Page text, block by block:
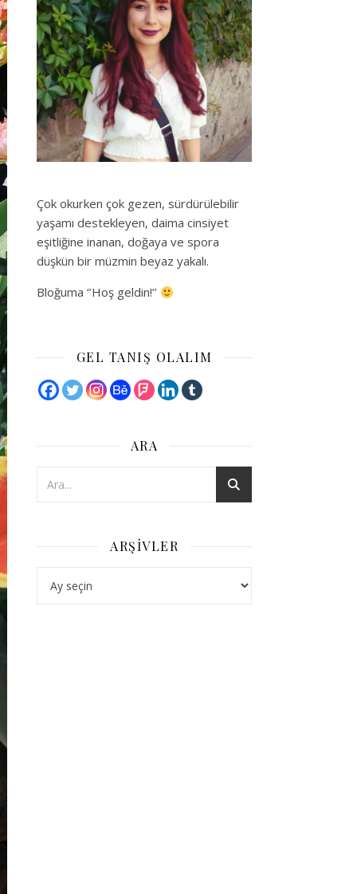
Çok okurken çok gezen, sürdürülebilir
yaşamı destekleyen, daima cinsiyet
eşitliğine inanan, doğaya ve spora
düşkün bir müzmin beyaz yakalı.
Bloğuma ‘’Hoş geldin!’’
GEL TANIŞ OLALIM
ARA
ARŞIVLER